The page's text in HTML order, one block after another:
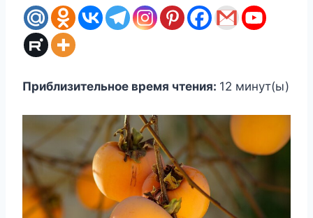
Приблизительное время чтения: 12 минут(ы)